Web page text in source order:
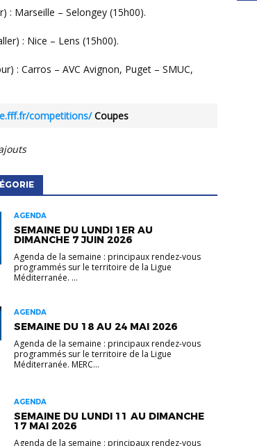
: Marseille – Selongey (15h00).
: Nice – Lens (15h00).
: Carros – AVC Avignon, Puget – SMUC,
competitions/Coupes
AGENDA
SEMAINE DU LUNDI 1ER AU
DIMANCHE 7 JUIN 2026
Agenda de la semaine : principaux rendez-vous
programmés sur le territoire de la Ligue
Méditerranée. ...
AGENDA
SEMAINE DU 18 AU 24 MAI 2026
Agenda de la semaine : principaux rendez-vous
programmés sur le territoire de la Ligue
Méditerranée. MERC...
AGENDA
SEMAINE DU LUNDI 11 AU DIMANCHE
17 MAI 2026
Agenda de la semaine : principaux rendez-vous